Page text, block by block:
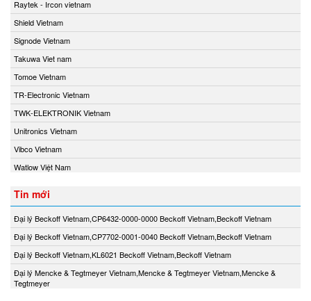
Raytek - Ircon vietnam
Shield Vietnam
Signode Vietnam
Takuwa Viet nam
Tomoe Vietnam
TR-Electronic Vietnam
TWK-ELEKTRONIK Vietnam
Unitronics Vietnam
Vibco Vietnam
Watlow Việt Nam
Tin mới
Đại lý Beckoff Vietnam,CP6432-0000-0000 Beckoff Vietnam,Beckoff Vietnam
Đại lý Beckoff Vietnam,CP7702-0001-0040 Beckoff Vietnam,Beckoff Vietnam
Đại lý Beckoff Vietnam,KL6021 Beckoff Vietnam,Beckoff Vietnam
Đại lý Mencke & Tegtmeyer Vietnam,Mencke & Tegtmeyer Vietnam,Mencke &
Tegtmeyer